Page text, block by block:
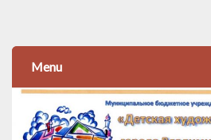
Детская
школа
Menu